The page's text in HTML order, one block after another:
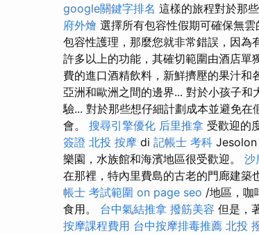
google關鍵字排名 這樣的旅程對於那
府外燴 選擇所有包容性假期可確保無雲
包容性護理，那麼您就非常錯誤，因為
許多以上的功能，其確切範圍由酒店單
費的進口酒精飲料，新鮮擠壓的果汁和
亞洲和歐洲之間的邊界... 對於小孩子
驗... 對於那些想仔細計劃成本並避免
會。 搜尋引擎優化 后里推拿 受歡迎的
簽證 北投 按摩 di 記帳士 考科 Jesolon
樂園，水族館和海濱地區很受歡迎。 沙
在那裡，特內里費島的古老的門廊建築
帳士 考試範圍 on page seo /地區，咖
食用。 台中氣結推拿 撥筋美容 但是，
按摩課程費用 台中按摩排毒推薦 北投